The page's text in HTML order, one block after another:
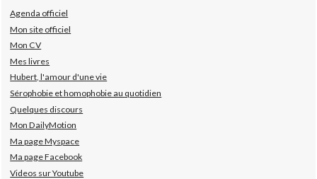
Agenda officiel
Mon site officiel
Mon CV
Mes livres
Hubert, l'amour d'une vie
Sérophobie et homophobie au quotidien
Quelques discours
Mon DailyMotion
Ma page Myspace
Ma page Facebook
Videos sur Youtube